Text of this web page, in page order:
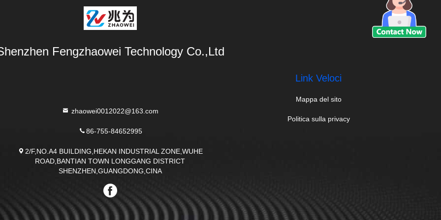
Fengzhaowei Technology Co.,Ltd
zhaowei0012022@163.com
86-755-84652995
2/F,NO.A4 BUILDING,HEKAN INDUSTRIAL ZONE,WUHE
ROAD,BANTIAN TOWN LONGGANG DISTRICT
SHENZHEN,GUANGDONG,CINA
Link Veloci
Mappa del sito
Politica sulla privacy